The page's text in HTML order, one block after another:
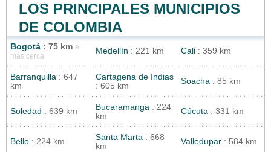
LOS PRINCIPALES MUNICIPIOS
DE COLOMBIA
Bogotá : 75 km el
más cerca
Medellín : 221 km Cali : 359 km
Barranquilla : 647
km
Cartagena de Indias
: 605 km
Soacha : 85 km
Soledad : 639 km Bucaramanga : 224
km
Cúcuta : 331 km
Bello : 224 km Santa Marta : 668
km
Valledupar : 584 km